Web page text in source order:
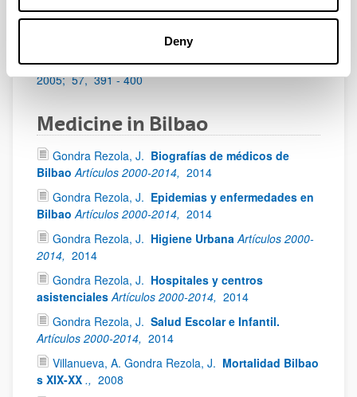
Deny
Munibe, 1990; 42, 433 - 440
Mal de ojo: una creencia
supersticiosa remota, compleja y aún viva. Munibe,
2005; 57, 391 - 400
Medicine in Bilbao
Gondra Rezola, J. Biografías de médicos de
Bilbao Artículos 2000-2014, 2014
Gondra Rezola, J. Epidemias y enfermedades en
Bilbao Artículos 2000-2014, 2014
Gondra Rezola, J. Higiene Urbana Artículos 2000-
2014, 2014
Gondra Rezola, J. Hospitales y centros
asistenciales Artículos 2000-2014, 2014
Gondra Rezola, J. Salud Escolar e Infantil.
Artículos 2000-2014, 2014
Villanueva, A. Gondra Rezola, J. Mortalidad Bilbao
s XIX-XX ., 2008